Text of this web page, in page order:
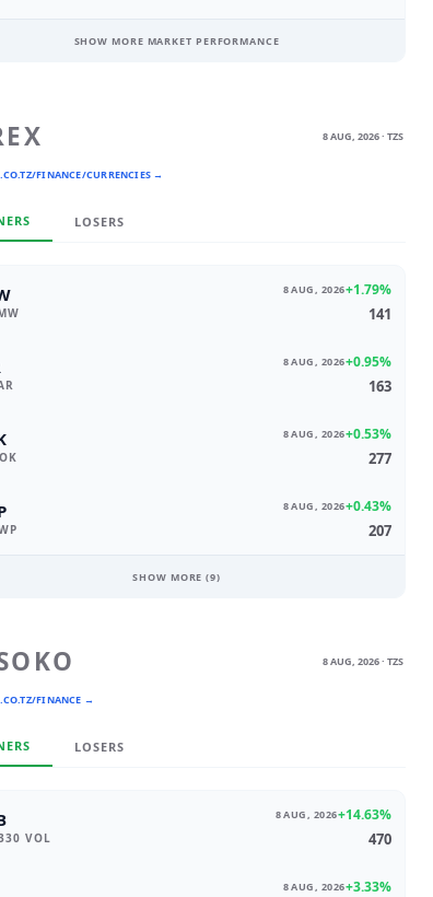
SHOW MORE MARKET PERFORMANCE
FINANCE/CURRENCIES →
8 AUG, 2026 · TZS
LOSERS
8 AUG, 2026+1.79%
141
8 AUG, 2026+0.95%
163
8 AUG, 2026+0.53%
277
8 AUG, 2026+0.43%
207
SHOW MORE (9)
FINANCE →
8 AUG, 2026 · TZS
LOSERS
VOL
8 AUG, 2026+14.63%
470
8 AUG, 2026+3.33%